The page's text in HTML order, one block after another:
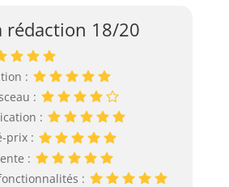
rédaction 18/20
:
:
:
prix :
:
: